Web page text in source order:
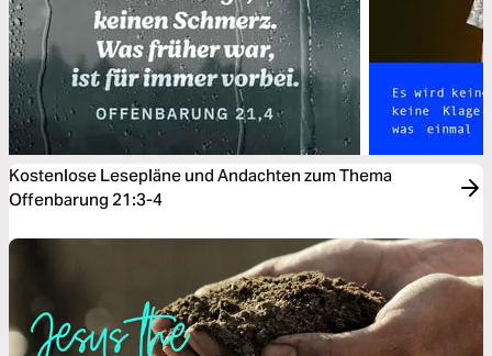
Kostenlose Lesepläne und Andachten zum Thema
Offenbarung 21:3-4